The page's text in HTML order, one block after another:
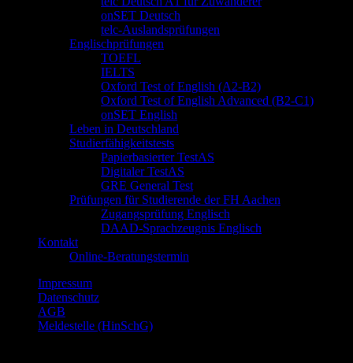
onSET Deutsch
telc-Auslandsprüfungen
Englischprüfungen
TOEFL
IELTS
Oxford Test of English (A2-B2)
Oxford Test of English Advanced (B2-C1)
onSET English
Leben in Deutschland
Studierfähigkeitstests
Papierbasierter TestAS
Digitaler TestAS
GRE General Test
Prüfungen für Studierende der FH Aachen
Zugangsprüfung Englisch
DAAD-Sprachzeugnis Englisch
Kontakt
Online-Beratungstermin
Impressum
Datenschutz
AGB
Meldestelle (HinSchG)